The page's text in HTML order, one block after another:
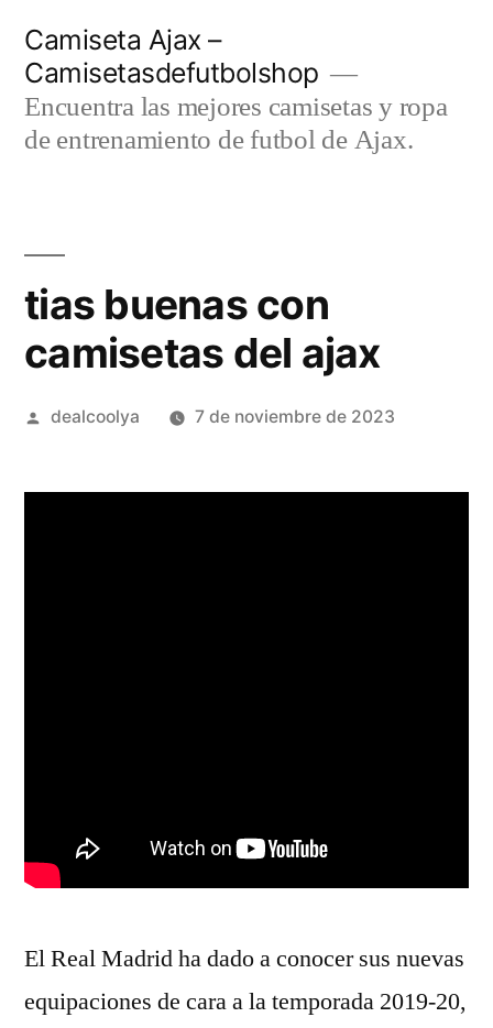
contenido
Camiseta Ajax –
Camisetasdefutbolshop
Encuentra las mejores camisetas y ropa
de entrenamiento de futbol de Ajax.
tias buenas con
camisetas del ajax
Publicado
dealcoolya 7 de noviembre de 2023
El Real Madrid ha dado a conocer sus nuevas
equipaciones de cara a la temporada 2019-20,